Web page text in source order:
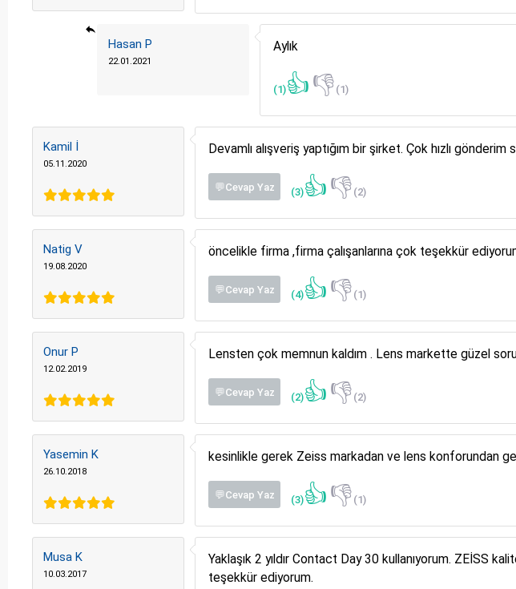
Hasan P
22.01.2021
Aylık
(1)👍👎 (1)
Kamil İ
05.11.2020
Devamlı alışveriş yaptığım bir şirket. Çok hızlı gönderim
💬Cevap Yaz (3)👍👎 (2)
Natig V
19.08.2020
öncelikle firma ,firma çalışanlarına çok teşekkür
💬Cevap Yaz (4)👍👎 (1)
Onur P
12.02.2019
Lensten çok memnun kaldım . Lens markette güzel
💬Cevap Yaz (2)👍👎 (2)
Yasemin K
26.10.2018
kesinlikle gerek Zeiss markadan ve lens konforundan
💬Cevap Yaz (3)👍👎 (1)
Musa K
10.03.2017
Yaklaşık 2 yıldır Contact Day 30 kullanıyorum. ZEİSS
teşekkür ediyorum.